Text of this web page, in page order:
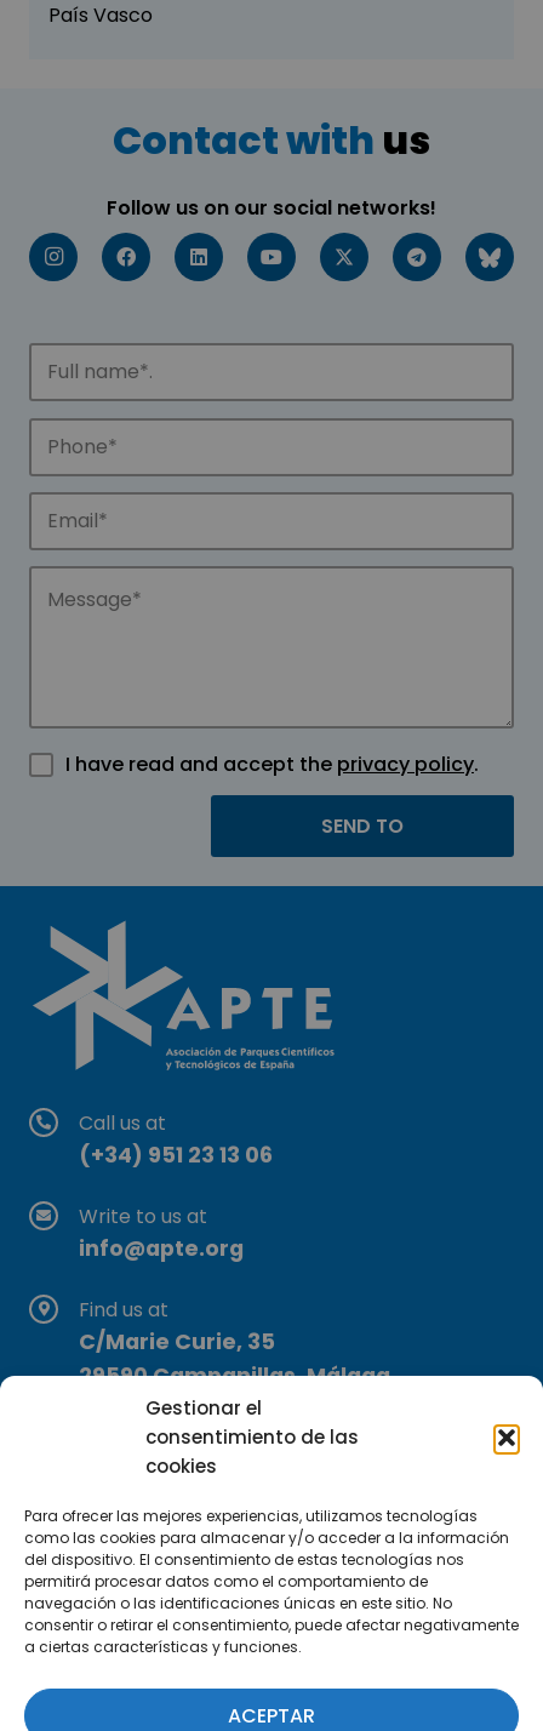
Gestionar el
consentimiento de las
cookies
Para ofrecer las mejores experiencias, utilizamos tecnologías
como las cookies para almacenar y/o acceder a la información
del dispositivo. El consentimiento de estas tecnologías nos
permitirá procesar datos como el comportamiento de
navegación o las identificaciones únicas en este sitio. No
consentir o retirar el consentimiento, puede afectar negativamente
a ciertas características y funciones.
ACEPTAR
País Vasco
Contact with us
Follow us on our social networks!
I have read and accept the privacy policy.
Call us at
(+34) 951 23 13 06
Write to us at
info@apte.org
Find us at
C/Marie Curie, 35
29590 Campanillas, Málaga
Subscribe to our Newsletter
SUBSCRIBE HERE